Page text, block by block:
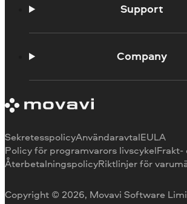
Mac-produkter
Support
Systemkrav
Återbetalning
Company
Omdömen
Varför välja oss
Copyright © 2026, Movavi Software
SekretesspolicyAnvändaravtalEULA
Policy för programvarors livscykelFrakt-
ÅterbetalningspolicyRiktlinjer för